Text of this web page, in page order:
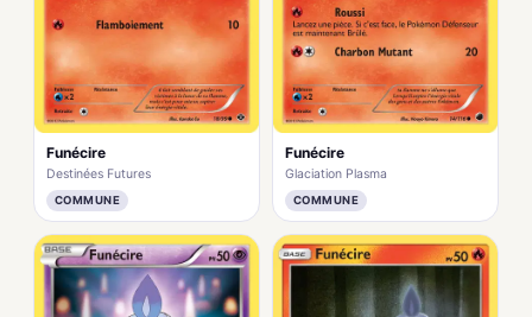
Funécire
Destinées Futures
COMMUNE
Funécire
Glaciation Plasma
COMMUNE